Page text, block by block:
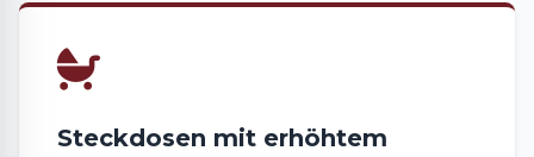
Steckdosen mit erhöhtem